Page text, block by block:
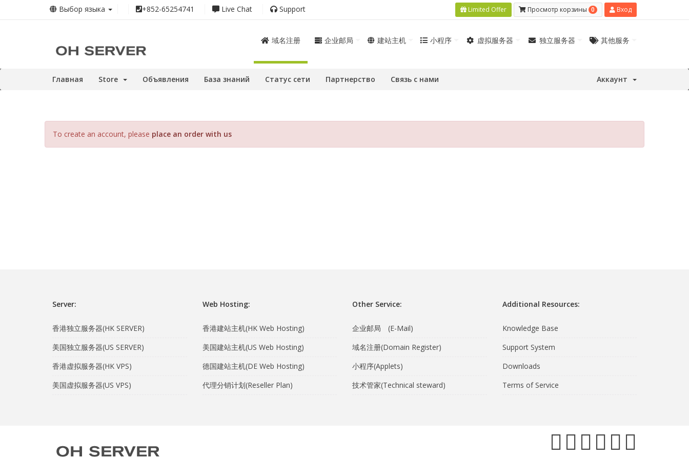
Выбор языка +852-65254741 Live Chat Support Limited Offer Просмотр корзины 0 Вход
域名注册 企业邮局 建站主机 小程序 虚拟服务器 独立服务器 其他服务
Главная Store Объявления База знаний Статус сети Партнерство Связь с нами Аккаунт
To create an account, please place an order with us
Server:
香港独立服务器(HK SERVER)
美国独立服务器(US SERVER)
香港虚拟服务器(HK VPS)
美国虚拟服务器(US VPS)
Web Hosting:
香港建站主机(HK Web Hosting)
美国建站主机(US Web Hosting)
德国建站主机(DE Web Hosting)
代理分销计划(Reseller Plan)
Other Service:
企业邮局 (E-Mail)
域名注册(Domain Register)
小程序(Applets)
技术管家(Technical steward)
Additional Resources:
Knowledge Base
Support System
Downloads
Terms of Service